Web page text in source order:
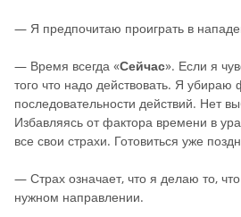
— Я предпочитаю проиграть в
— Время всегда «Сейчас». Если я
того что надо действовать. Я убираю
последовательности действий. Нет
Избавляясь от фактора времени в
все свои страхи. Готовиться уже
— Страх означает, что я делаю то,
нужном направлении.